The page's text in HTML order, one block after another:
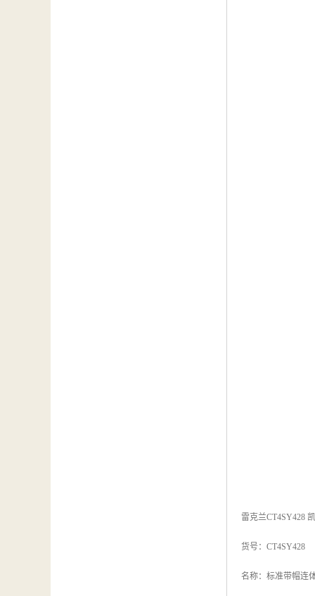
雷克兰CT4SY428
货号：CT4SY428
名称：标准带帽连